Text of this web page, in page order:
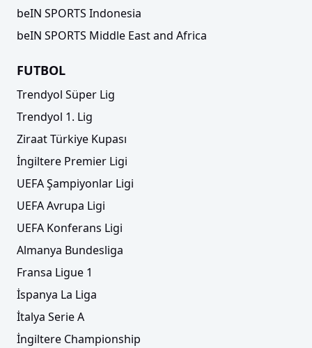
beIN SPORTS Indonesia
beIN SPORTS Middle East and Africa
FUTBOL
Trendyol Süper Lig
Trendyol 1. Lig
Ziraat Türkiye Kupası
İngiltere Premier Ligi
UEFA Şampiyonlar Ligi
UEFA Avrupa Ligi
UEFA Konferans Ligi
Almanya Bundesliga
Fransa Ligue 1
İspanya La Liga
İtalya Serie A
İngiltere Championship